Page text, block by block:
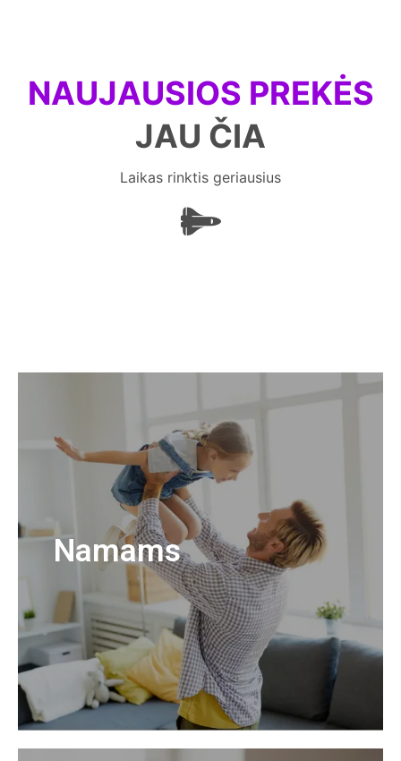
NAUJAUSIOS PREKĖS
JAU ČIA
Laikas rinktis geriausius
Namams